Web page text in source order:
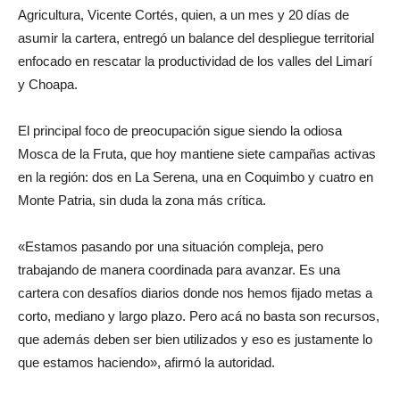
Agricultura, Vicente Cortés, quien, a un mes y 20 días de
asumir la cartera, entregó un balance del despliegue territorial
enfocado en rescatar la productividad de los valles del Limarí
y Choapa.
El principal foco de preocupación sigue siendo la odiosa
Mosca de la Fruta, que hoy mantiene siete campañas activas
en la región: dos en La Serena, una en Coquimbo y cuatro en
Monte Patria, sin duda la zona más crítica.
«Estamos pasando por una situación compleja, pero
trabajando de manera coordinada para avanzar. Es una
cartera con desafíos diarios donde nos hemos fijado metas a
corto, mediano y largo plazo. Pero acá no basta son recursos,
que además deben ser bien utilizados y eso es justamente lo
que estamos haciendo», afirmó la autoridad.